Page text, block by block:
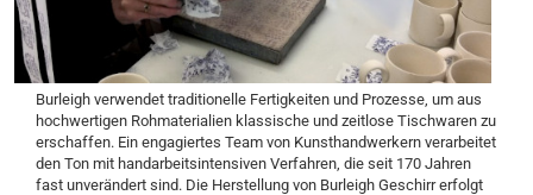
Burleigh verwendet traditionelle Fertigkeiten und Prozesse, um aus
hochwertigen Rohmaterialien klassische und zeitlose Tischwaren zu
erschaffen. Ein engagiertes Team von Kunsthandwerkern verarbeitet
den Ton mit handarbeitsintensiven Verfahren, die seit 170 Jahren
fast unverändert sind. Die Herstellung von Burleigh Geschirr erfolgt